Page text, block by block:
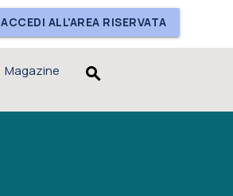
ACCEDI ALL'AREA RISERVATA
Magazine search